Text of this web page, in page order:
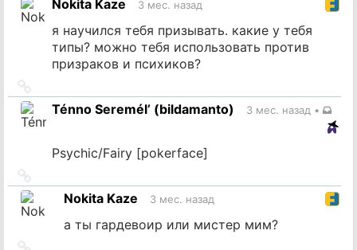
источник
Nokita Kaze 3 мес. назад
я научился тебя призывать. какие у тебя
типы? можно тебя использовать против
призраков и психиков?
на
источник
Ténno Seremél’ (bildamanto) 3 мес. назад •
Psychic/Fairy [pokerface]
на
источникNokita Kaze 3 мес. назад
а ты гардевоир или мистер мим?